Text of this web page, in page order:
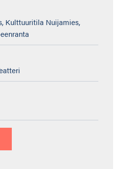
Kulttuuritila Nuijamies,